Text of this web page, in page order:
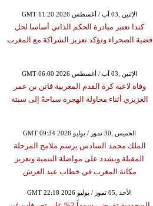
GMT 11:20 2026 الإثنين ,03 آب / أغسطس
كندا تعتبر مبادرة الحكم الذاتي أساسا لحل
قضية الصحراء وتؤكد تعزيز الشراكة مع المغرب
GMT 06:00 2026 الإثنين ,03 آب / أغسطس
وفاة لاعبة كرة القدم المغربية فاتن بن عمر
العزيزي أثناء محاولة الهجرة سباحةً إلى سبتة
GMT 09:34 2026 الخميس ,30 تموز / يوليو
الملك محمد السادس يرسم ملامح المرحلة
المقبلة ويشدد على مواصلة التنمية وتعزيز
مكانة المغرب في خطاب عيد العرش
GMT 22:18 2026 الأحد ,05 تموز / يوليو